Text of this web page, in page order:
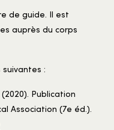
de guide. Il est
auprès du corps
:
Publication
Association (7e éd.).